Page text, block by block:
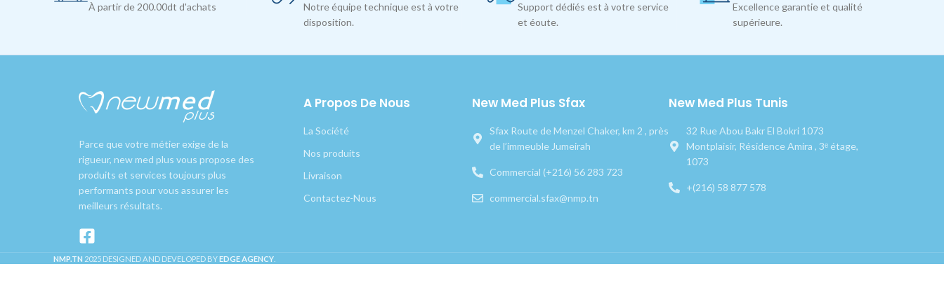
À partir de 200.00dt d'achats
Notre équipe technique est à votre
disposition.
Support dédiés est à votre service
et éoute.
Excellence garantie et qualité
supérieure.
Parce que votre métier exige de la
rigueur, new med plus vous propose des
produits et services toujours plus
performants pour vous assurer les
meilleurs résultats.
A Propos De Nous
La Société
Nos produits
Livraison
Contactez-Nous
New Med Plus Sfax
Sfax Route de Menzel Chaker, km 2 , près
de l’immeuble Jumeirah
Commercial (+216) 56 283 723
commercial.sfax@nmp.tn
New Med Plus Tunis
32 Rue Abou Bakr El Bokri 1073
Montplaisir, Résidence Amira , 3ᵉ étage,
1073
+(216) 58 877 578
NMP.TN 2025 DESIGNED AND DEVELOPED BYEDGE AGENCY